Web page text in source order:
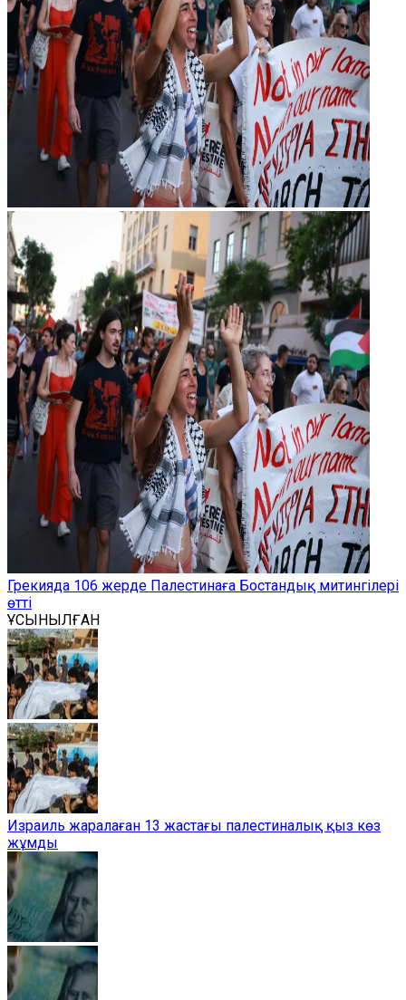
Грекияда 106 жерде Палестинаға Бостандық митингілері
өтті
ҰСЫНЫЛҒАН
Израиль жаралаған 13 жастағы палестиналық қыз көз
жұмды